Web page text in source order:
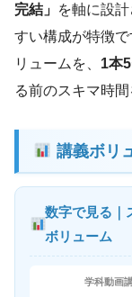
完結」 を軸に設
すい構成が特徴
リュームを、 1本
る前のスキマ時間
講義ボリ
数字で見る｜
ボリューム
学科動画